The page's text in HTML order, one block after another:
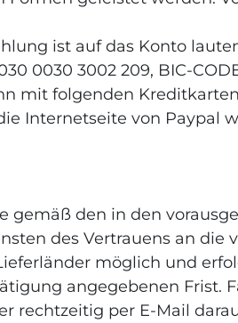
ist auf das Konto
0030 3002 209, BIC-
mit folgenden
Internetseite von Paypal
gemäß den in den
des Vertrauens an die
möglich und
angegebenen Frist.
rechtzeitig per E-Mail